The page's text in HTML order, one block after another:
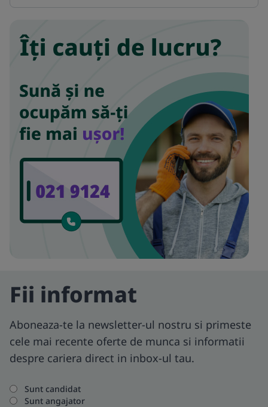
Fii informat
Aboneaza-te la newsletter-ul nostru si primeste
cele mai recente oferte de munca si informatii
despre cariera direct in inbox-ul tau.
Sunt candidat
Sunt angajator